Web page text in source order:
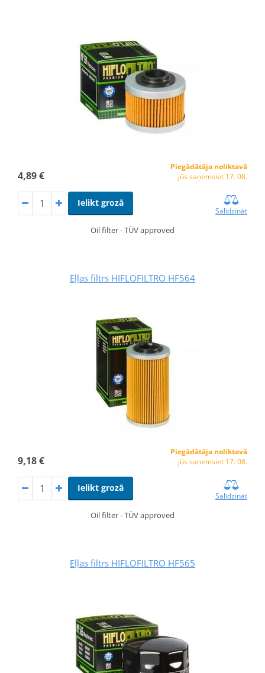
4,89 €
Piegādātāja noliktavā
jūs saņemsiet 17. 08.
Ielikt grozā
Salīdzināt
Oil filter - TÜV approved
Eļļas filtrs HIFLOFILTRO HF564
9,18 €
Piegādātāja noliktavā
jūs saņemsiet 17. 08.
Ielikt grozā
Salīdzināt
Oil filter - TÜV approved
Eļļas filtrs HIFLOFILTRO HF565